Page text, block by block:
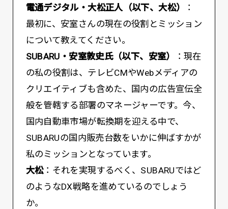
電通デジタル・大松正人（以下、大松）
：
最初に、安室さんの現在の役割とミッション
について教えてください。
SUBARU・安室敦史氏（以下、安室）
：現在
の私の役割は、テレビCMやWebメディアの
クリエイティブも含めた、国内の広告宣伝全
般を管轄する部署のマネージャーです。今、
国内自動車市場が転換期を迎える中で、
SUBARUの国内販売台数をいかに伸ばすかが
私のミッションとなっています。
大松：それを実現するべく、SUBARUではど
のようなDX戦略を進めているのでしょう
か。